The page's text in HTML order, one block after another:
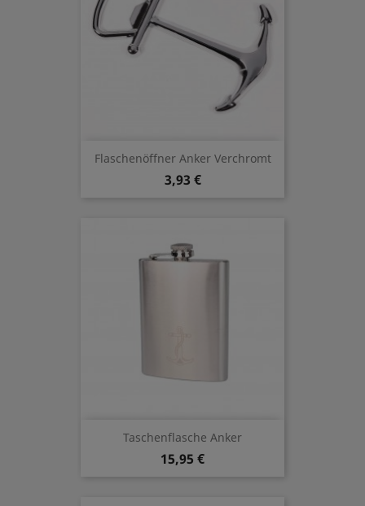
Flaschenöffner Anker Verchromt
3,93 €
Taschenflasche Anker
15,95 €